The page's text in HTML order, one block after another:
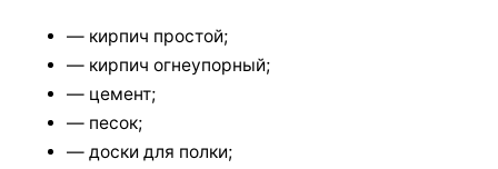
— кирпич простой;
— кирпич огнеупорный;
— цемент;
— песок;
— доски для полки;